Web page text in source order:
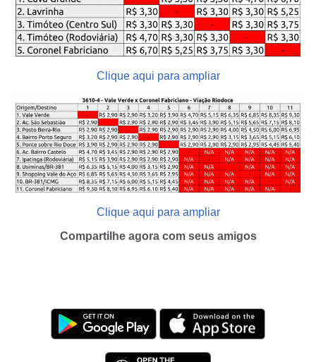
Clique aqui para ampliar
Clique aqui para ampliar
Compartilhe agora com seus amigos